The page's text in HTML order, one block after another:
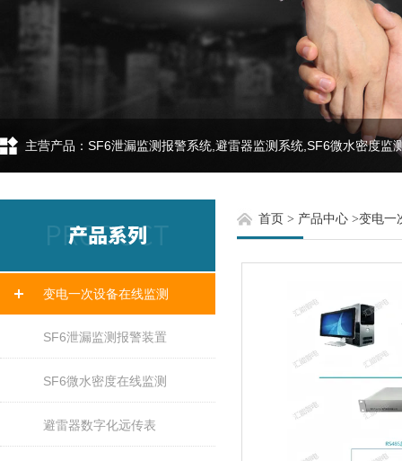
变电一次设备在线监测
SF6泄漏监测报警装置
SF6微水密度在线监测
避雷器数字化远传表
首页 > 产品中心 >变电一